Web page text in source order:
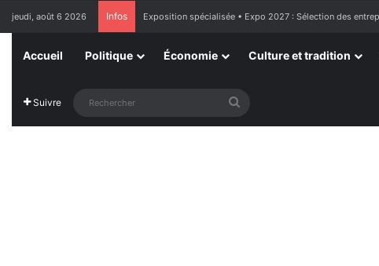
jeudi, août 6 2026 Infos France : l’Assemblée nationale approuve « l’aide à mourir »
Accueil Politique Économie Culture et tradition
Suivre